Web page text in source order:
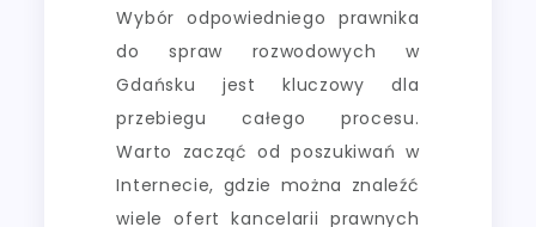
Wybór odpowiedniego prawnika
do spraw rozwodowych w
Gdańsku jest kluczowy dla
przebiegu całego procesu.
Warto zacząć od poszukiwań w
Internecie, gdzie można znaleźć
wiele ofert kancelarii prawnych